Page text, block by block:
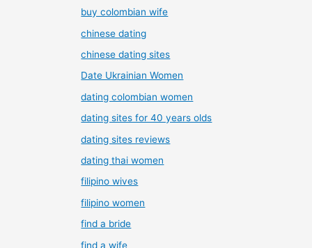
buy colombian wife
chinese dating
chinese dating sites
Date Ukrainian Women
dating colombian women
dating sites for 40 years olds
dating sites reviews
dating thai women
filipino wives
filipino women
find a bride
find a wife